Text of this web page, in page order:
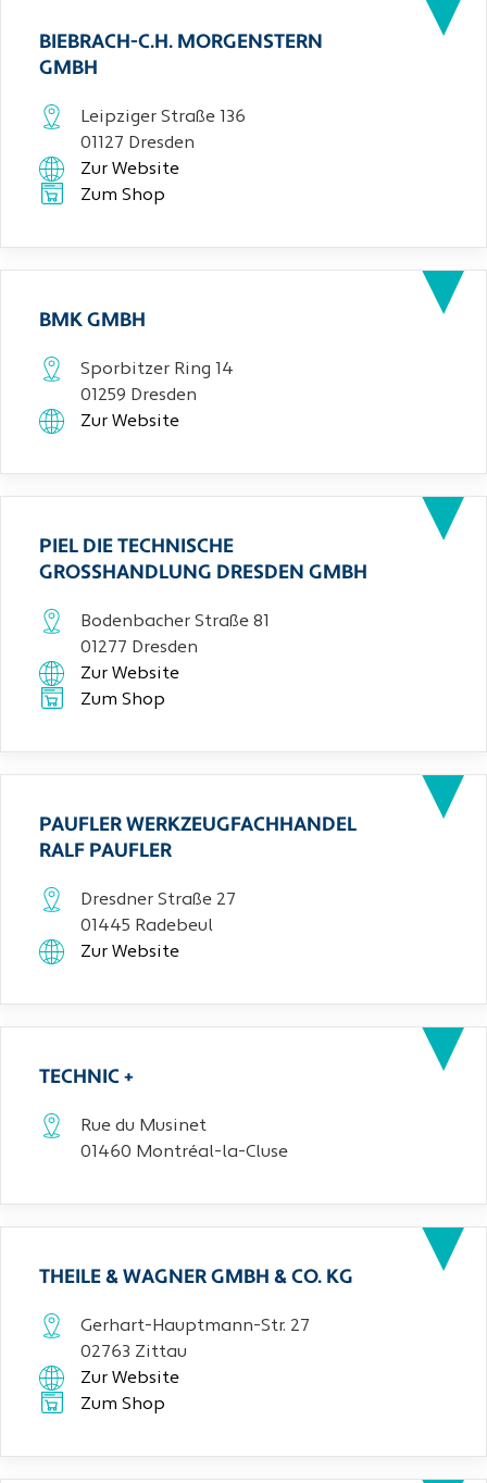
BIEBRACH-C.H. MORGENSTERN
GMBH
Leipziger Straße 136
01127 Dresden
Zur Website
Zum Shop
BMK GMBH
Sporbitzer Ring 14
01259 Dresden
Zur Website
PIEL DIE TECHNISCHE
GROSSHANDLUNG DRESDEN GMBH
Bodenbacher Straße 81
01277 Dresden
Zur Website
Zum Shop
PAUFLER WERKZEUGFACHHANDEL
RALF PAUFLER
Dresdner Straße 27
01445 Radebeul
Zur Website
TECHNIC +
Rue du Musinet
01460 Montréal-la-Cluse
THEILE & WAGNER GMBH & CO. KG
Gerhart-Hauptmann-Str. 27
02763 Zittau
Zur Website
Zum Shop